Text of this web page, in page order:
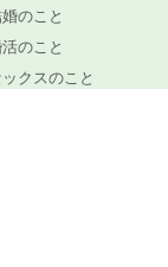
のこと
のこと
ックスのこと